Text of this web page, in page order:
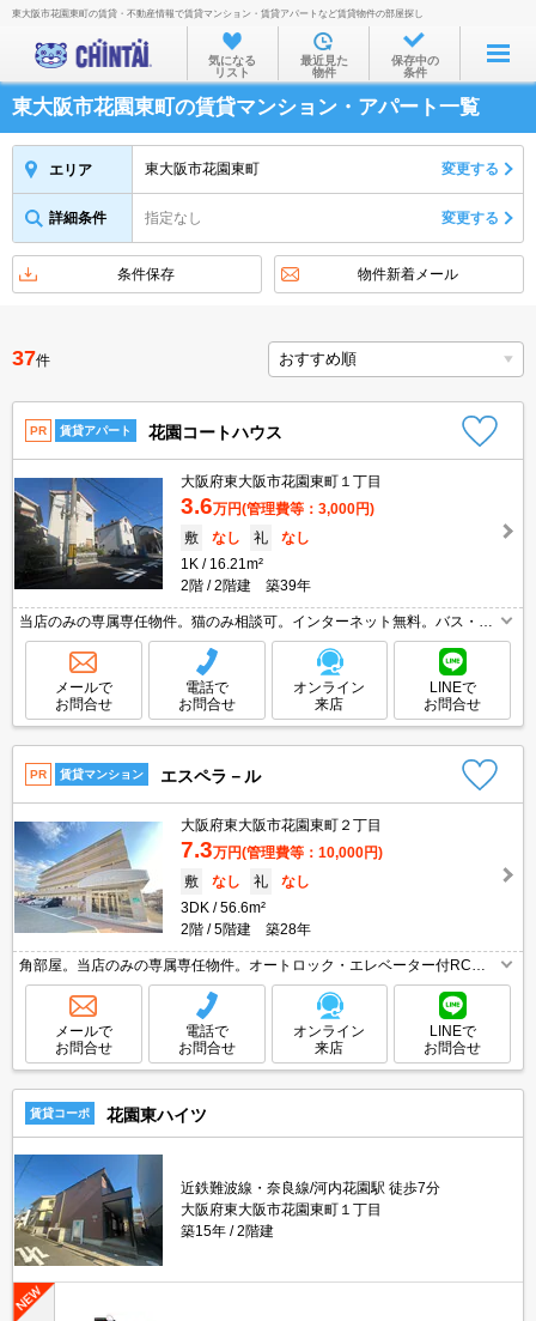
お部屋を探す
沿線・駅から
住所から
家賃相場から
物件特集から
不動産会社から
TOP
東大阪市花園東町の賃貸・不動産情報で賃貸マンション・賃貸アパートなど賃貸物件の部屋探し
気になる
リスト
最近見た
物件
保存中の
条件
東大阪市花園東町の賃貸マンション・アパート一覧
エリア 東大阪市花園東町 変更する
詳細条件 指定なし 変更する
条件保存 物件新着メール
37件
PR 賃貸アパート 花園コートハウス
大阪府東大阪市花園東町１丁目
3.6万円(管理費等：3,000円)
敷
なし 礼
なし
1K
16.21m²
2階
2階建 築39年
当店のみの専属専任物件。猫のみ相談可。インターネット無料。バス・ト
イレ別。敷金・礼金なし。IHコンロ付き。オンライン契約相談可。ぜひお
問合せください。
メールで
お問合せ
電話で
お問合せ
オンライン
来店
LINEで
お問合せ
PR 賃貸マンション エスペラ－ル
大阪府東大阪市花園東町２丁目
7.3万円(管理費等：10,000円)
敷
なし 礼
なし
3DK
56.6m²
2階
5階建 築28年
角部屋。当店のみの専属専任物件。オートロック・エレベーター付RCマ
ンション!。ファミリー様必見。TVモニターホンで安心生活を!。収納たっ
ぷり。オンライン接客相談可。お問い合わせお待ちしております。
メールで
お問合せ
電話で
お問合せ
オンライン
来店
LINEで
お問合せ
賃貸コーポ 花園東ハイツ
近鉄難波線・奈良線/河内花園駅 徒歩7分
大阪府東大阪市花園東町１丁目
築15年
2階建